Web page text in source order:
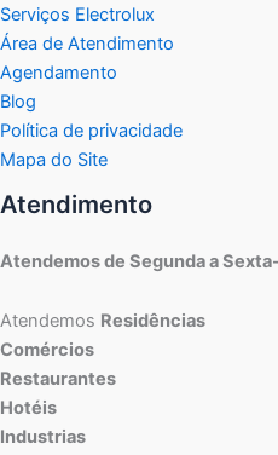
Serviços Electrolux
Área de Atendimento
Agendamento
Blog
Política de privacidade
Mapa do Site
Atendimento
Atendemos de Segunda a
Atendemos Residências
Comércios
Restaurantes
Hotéis
Industrias